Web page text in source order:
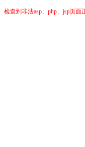
检查到非法asp、php、jsp页